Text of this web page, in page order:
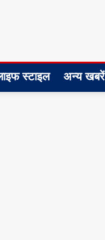
स्टाइल अन्य खबरें